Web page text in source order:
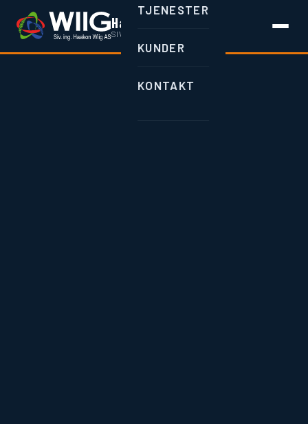
Haakon Wiig AS
SIV.ING. · BRUMUNDDAL
TJENESTER
KUNDER
KONTAKT